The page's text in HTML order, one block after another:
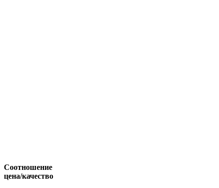
Соотношение
цена/качество